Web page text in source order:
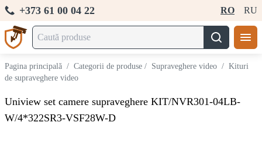
+373 61 00 04 22 RO RU
Pagina principală / Categorii de produse / Supraveghere video / Kituri
de supraveghere video
Uniview set camere supraveghere KIT/NVR301-04LB-
W/4*322SR3-VSF28W-D